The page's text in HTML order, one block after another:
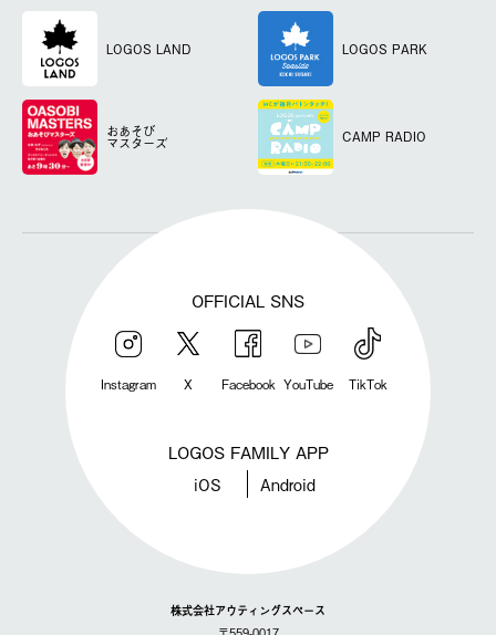
LOGOS LAND LOGOS PARK
おあそび
マスターズ CAMP RADIO
OFFICIAL SNS
Instagram X Facebook YouTube TikTok
LOGOS FAMILY APP
iOS Android
株式会社アウティングスペース